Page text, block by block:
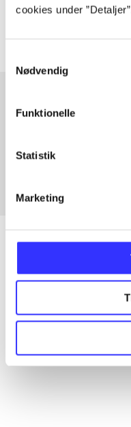
cookies under
Nødvendig
Funktionelle
Statistik
Marketing
Artiklerne ihandler
Artikler
Alle registrerede